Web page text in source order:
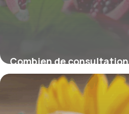
Combien de
prévoir chez un
4 juillet 2025